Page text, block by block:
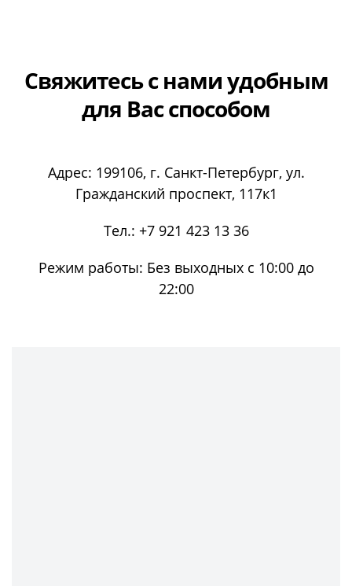
Свяжитесь с намиудобным
для Вас способом
Адрес: 199106, г. Санкт-Петербург, ул.
Гражданский проспект, 117к1
Тел.: +7 921 423 13 36
Режим работы: Без выходных с 10:00 до
22:00